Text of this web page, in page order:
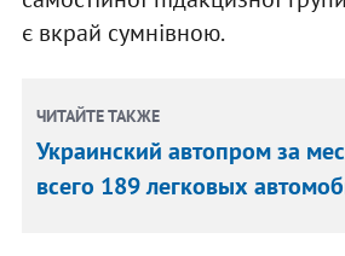
є вкрай сумнівною.
ЧИТАЙТЕ ТАКЖЕ
Украинский автопром за
всего 189 легковых